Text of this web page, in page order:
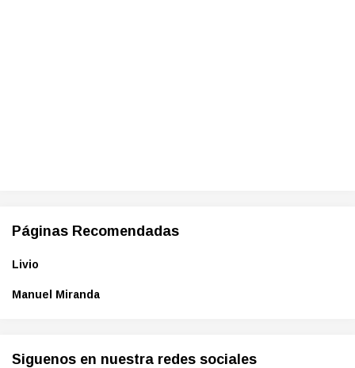
Páginas Recomendadas
Livio
Manuel Miranda
Siguenos en nuestra redes sociales